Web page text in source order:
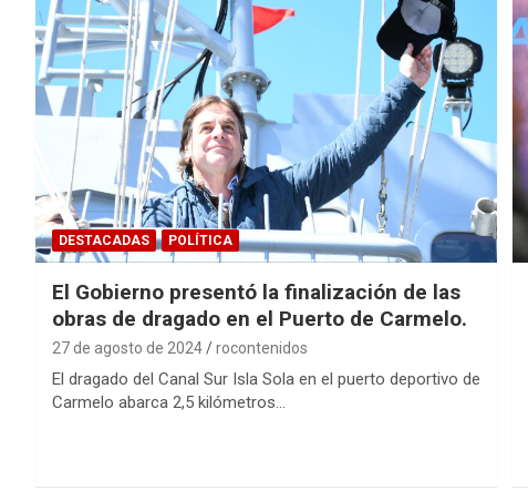
DESTACADAS POLÍTICA
El Gobierno presentó la finalización de las
obras de dragado en el Puerto de Carmelo.
27 de agosto de 2024 rocontenidos
El dragado del Canal Sur Isla Sola en el puerto deportivo de
Carmelo abarca 2,5 kilómetros…